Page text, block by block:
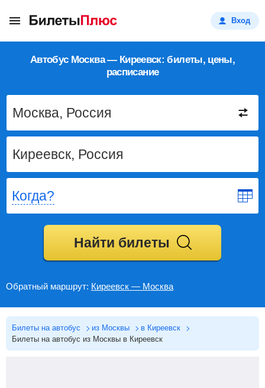
Вход
Автобус Москва — Киреевск: билеты, цены,
расписание
Когда?
Найти билеты
Обратный маршрут: Киреевск — Москва
Билеты на автобус из Москвы
в Киреевск
Билеты на автобус из Москвы в Киреевск